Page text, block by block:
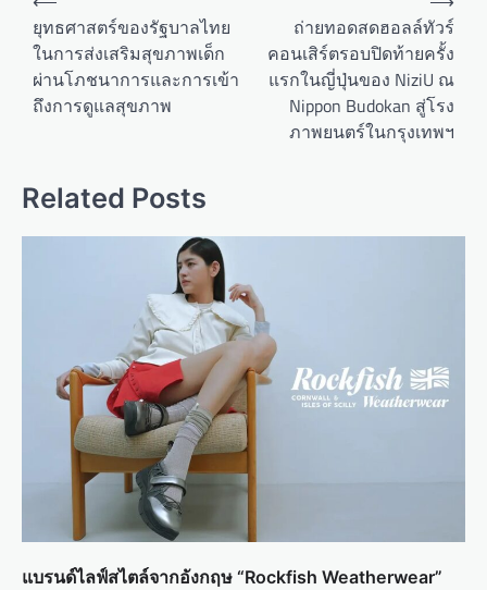
v
i
ยุทธศาสตร์ของรัฐบาลไทย
ในการส่งเสริมสุขภาพเด็ก
ผ่านโภชนาการและการเข้า
ถึงการดูแลสุขภาพ
ถ่ายทอดสดฮอลล์ทัวร์
คอนเสิร์ตรอบปิดท้ายครั้ง
แรกในญี่ปุ่นของ NiziU ณ
Nippon Budokan สู่โรง
ภาพยนตร์ในกรุงเทพฯ
Related Posts
แบรนด์ไลฟ์สไตล์จากอังกฤษ “Rockfish Weatherwear”